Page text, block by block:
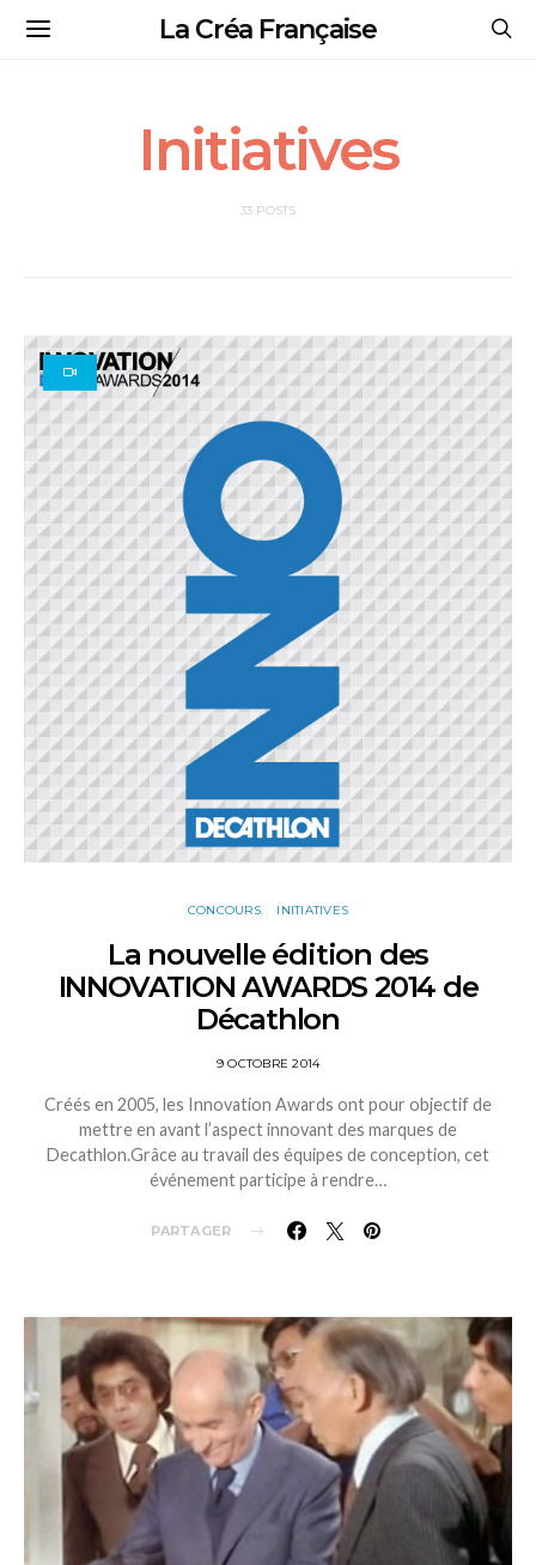
La Créa Française
Initiatives
33 POSTS
CONCOURS INITIATIVES
La nouvelle édition des
INNOVATION AWARDS 2014 de
Décathlon
9 OCTOBRE 2014
Créés en 2005, les Innovation Awards ont pour objectif de
mettre en avant l’aspect innovant des marques de
Decathlon.Grâce au travail des équipes de conception, cet
événement participe à rendre…
PARTAGER